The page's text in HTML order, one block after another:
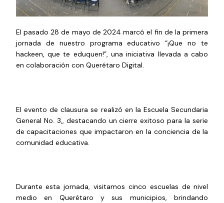
El pasado 28 de mayo de 2024 marcó el fin de la primera
jornada de nuestro programa educativo “¡Que no te
hackeen, que te eduquen!”, una iniciativa llevada a cabo
en colaboración con Querétaro Digital.
El evento de clausura se realizó en la Escuela Secundaria
General No. 3,, destacando un cierre exitoso para la serie
de capacitaciones que impactaron en la conciencia de la
comunidad educativa.
Durante esta jornada, visitamos cinco escuelas de nivel
medio en Querétaro y sus municipios, brindando